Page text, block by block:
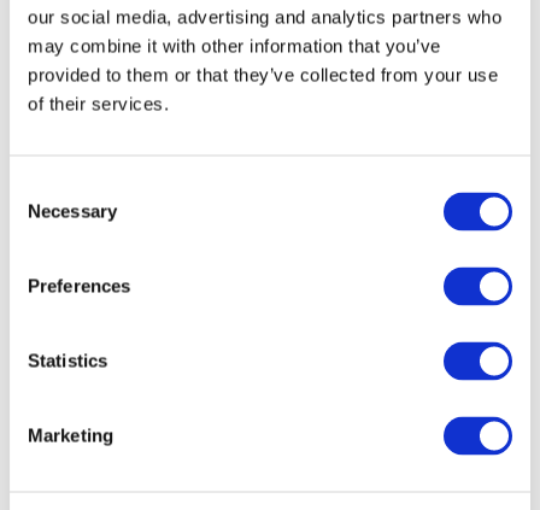
our social media, advertising and analytics partners who
may combine it with other information that you’ve
provided to them or that they’ve collected from your use
of their services.
Selection
Necessary
Preferences
Statistics
Marketing
Alle